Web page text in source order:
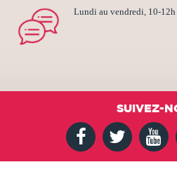
Lundi au vendredi, 10-
SUIVEZ-